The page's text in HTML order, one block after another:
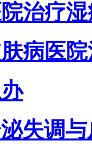
治疗
病医
失调